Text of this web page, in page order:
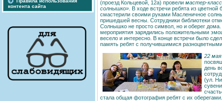
контента сайта
(проезд Кольцевой, 12а) провели мастер-
солнышко» . В ходе встречи ребята из цветной
смастерили своими руками Масленичное
пришедшей весны. Сотрудники библиотеки
Солнышко не просто символ, но и оберег дома.
мероприятия зарядились положительными
весело и интересно. В конце встречи было
память ребят с получившимися
22
день
(ул.
стала общая фотография ребят с их